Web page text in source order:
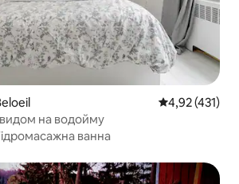
Середня
4,92 (431)
на водойму
ванна